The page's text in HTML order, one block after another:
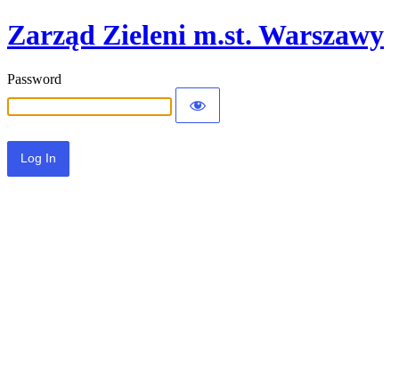
Zarząd Zieleni m.st. Warszawy
Password